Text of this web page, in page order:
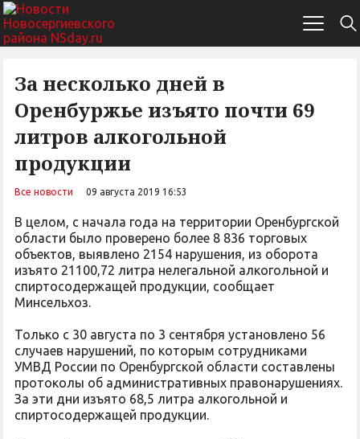
За несколько дней в
Оренбуржье изъято почти 69
литров алкогольной
продукции
Все новости 09 августа 2019 16:53
В целом, с начала года на территории Оренбургской
области было проверено более 8 836 торговых
объектов, выявлено 2154 нарушения, из оборота
изъято 21100,72 литра нелегальной алкогольной и
спиртосодержащей продукции, сообщает
Минсельхоз.
Только с 30 августа по 3 сентября установлено 56
случаев нарушений, по которым сотрудниками
УМВД России по Оренбургской области составлены
протоколы об административных правонарушениях.
За эти дни изъято 68,5 литра алкогольной и
спиртосодержащей продукции.